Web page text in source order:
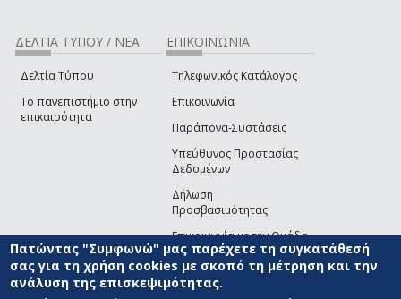
ΔΕΛΤΙΑ ΤΥΠΟΥ / ΝΕΑ
Δελτία Τύπου
Το πανεπιστήμιο στην
επικαιρότητα
ΕΠΙΚΟΙΝΩΝΙΑ
Τηλεφωνικός Κατάλογος
Επικοινωνία
Παράπονα-Συστάσεις
Υπεύθυνος Προστασίας
Δεδομένων
Δήλωση
Προσβασιμότητας
Επικοινωνία με την Ομάδα
Ανάπτυξης του site(link sends e-mail)
© ΠΑΝΕΠΙΣΤΗΜΙΟ ΑΙΓΑΙΟΥ ΟΡΟΙ ΧΡΗΣΗΣ
Πατώντας "Συμφωνώ" μας παρέχετε τη συγκατάθεσή
σας για τη χρήση cookies με σκοπό τη μέτρηση και την
ανάλυση της επισκεψιμότητας.